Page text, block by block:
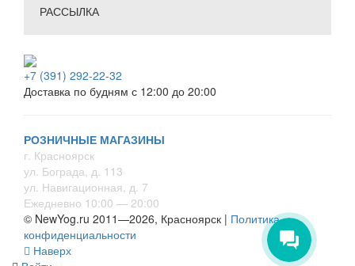
РАССЫЛКА
+7 (391) 292-22-32
Доставка по будням с 12:00 до 20:00
РОЗНИЧНЫЕ МАГАЗИНЫ
г. Красноярск
ул. Бограда, д. 113
ул. Навигационная, д. 7
Ежедневно 10:00 — 20:00
© NewYog.ru 2011—2026, Красноярск | Политика
конфиденциальности
Наверх